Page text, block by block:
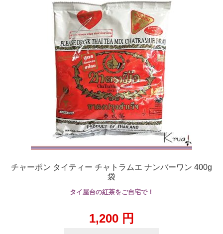
チャーポン タイティー チャトラムエ ナンバーワン 400g
袋
タイ屋台の紅茶をご自宅で！
1,200 円